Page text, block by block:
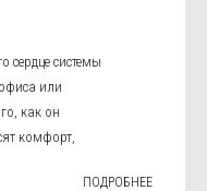
сердце системы
или
как он
комфорт,
ПОДРОБНЕЕ